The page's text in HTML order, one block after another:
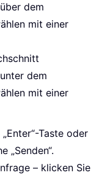
dem
mit einer
dem
mit einer
Taste oder
„Senden“.
– klicken Sie